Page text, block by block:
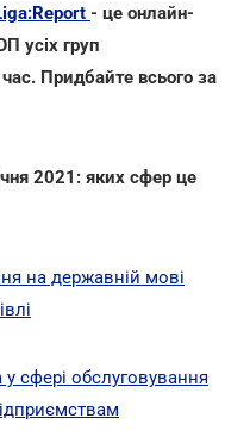
- це онлайн-
усіх груп
Придбайте всього за
2021: яких сфер це
на державній мові
сфері обслуговування